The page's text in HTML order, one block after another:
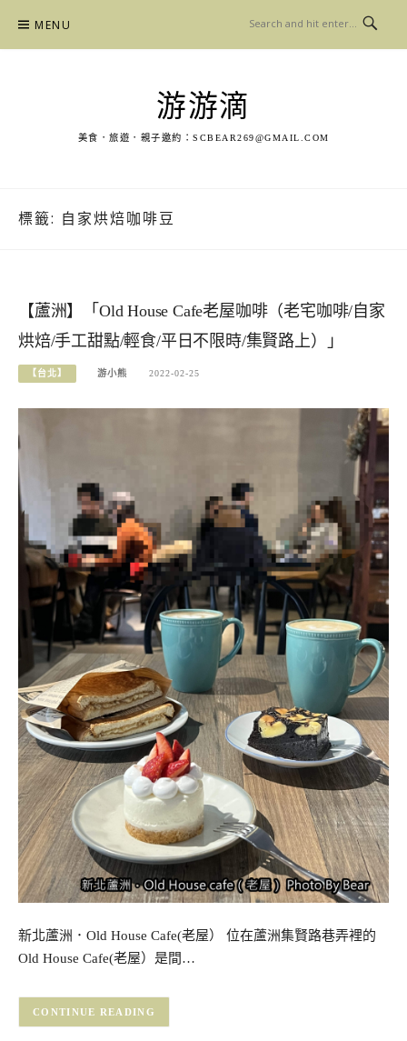
content
MENU
游游滴
美食．旅遊．親子邀約： SCBEAR269@GMAIL.COM
標籤: 自家烘焙咖啡豆
【蘆洲】「Old House Cafe老屋咖啡（老宅咖啡/自家
烘焙/手工甜點/輕食/平日不限時/集賢路上）」
【台北】 游小熊 2022-02-25
新北蘆洲．Old House Cafe(老屋） 位在蘆洲集賢路巷弄裡的
Old House Cafe(老屋）是間…
CONTINUE READING